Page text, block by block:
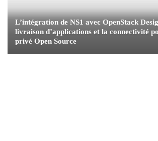
L’intégration de NS1 avec OpenStack
livraison d’applications et la connectivité
privé Open Source